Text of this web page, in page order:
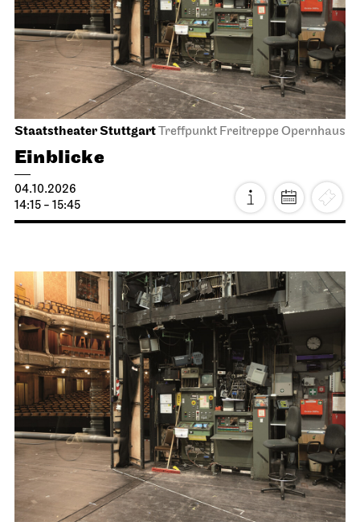
Staatstheater StuttgartTreffpunkt Freitreppe Opernhaus
Einblicke
04.10.2026
14:15 - 15:45